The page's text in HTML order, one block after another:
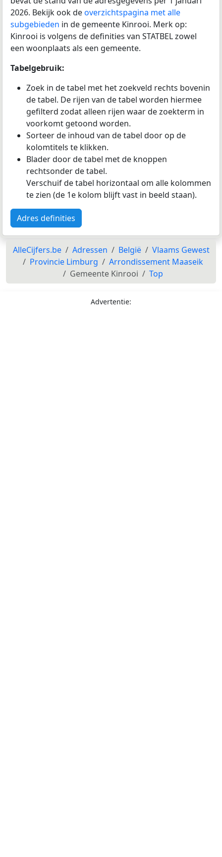
2026. Bekijk ook deoverzichtspagina met alle
subgebieden in de gemeente Kinrooi. Merk op:
Kinrooi is volgens de definities van STATBEL zowel
een woonplaats als een gemeente.
Tabelgebruik:
Zoek in de tabel met het zoekveld rechts bovenin
de tabel. De rijen van de tabel worden hiermee
gefilterd zodat alleen rijen waar de zoekterm in
voorkomt getoond worden.
Sorteer de inhoud van de tabel door op de
kolomtitels te klikken.
Blader door de tabel met de knoppen
rechtsonder de tabel.
Verschuif de tabel horizontaal om alle kolommen
te zien (de 1e kolom blijft vast in beeld staan).
Adres definities
AlleCijfers.be Adressen België
Vlaams Gewest
Provincie Limburg
Arrondissement Maaseik
Gemeente Kinrooi
Top
Advertentie: